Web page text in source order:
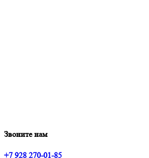
Звоните нам
+7 928 270-01-85